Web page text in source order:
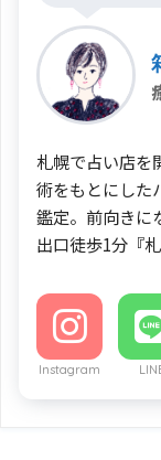
札幌で占い店を
術をもとにした
鑑定。前向きに
出口徒歩1分『
Instagram